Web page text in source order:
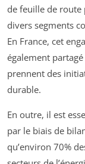
de feuille de
divers segments
En France, cet
également
prennent des
durable.
En outre, il est
par le biais de
qu’environ 70%